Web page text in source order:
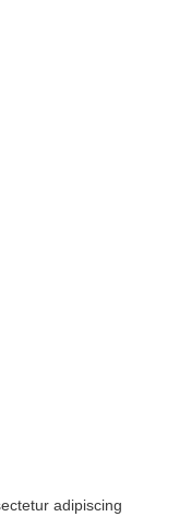
adipiscing